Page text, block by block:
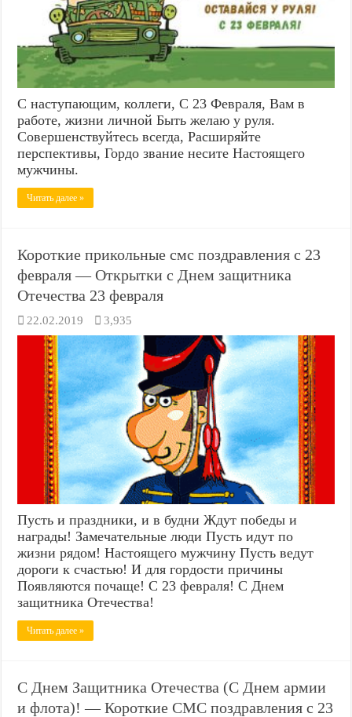
С наступающим, коллеги, С 23 Февраля, Вам в
работе, жизни личной Быть желаю у руля.
Совершенствуйтесь всегда, Расширяйте
перспективы, Гордо звание несите Настоящего
мужчины.
Читать далее »
Короткие прикольные смс поздравления с 23
февраля — Открытки с Днем защитника
Отечества 23 февраля
22.02.2019 3,935
Пусть и праздники, и в будни Ждут победы и
награды! Замечательные люди Пусть идут по
жизни рядом! Настоящего мужчину Пусть ведут
дороги к счастью! И для гордости причины
Появляются почаще! С 23 февраля! С Днем
защитника Отечества!
Читать далее »
С Днем Защитника Отечества (С Днем армии
и флота)! — Короткие СМС поздравления с 23